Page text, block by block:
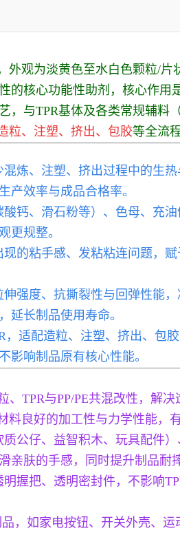
观为淡黄色至水白色颗粒/片
的核心功能性助剂，核心作
与TPR基体及各类常规辅料
粒、注塑、挤出、包胶等全流
混炼、注塑、挤出过程中的生
产效率与成品合格率。
酸钙、滑石粉等）、色母、充
更规整。
现的粘手感、发粘粘连问题，
伸强度、抗撕裂性与回弹性能
延长制品使用寿命。
，适配造粒、注塑、挤出、
影响制品原有核心性能。
、TPR与PP/PE共混改性，
良好的加工性与力学性能，
公仔、益智积木、玩具配件
肤的手感，同时提升制品耐
握把、透明密封件，不影响
品，如家电按钮、开关外壳、